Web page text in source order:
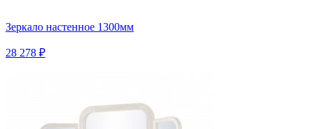
Зеркало настенное 1300мм
28 278 ₽